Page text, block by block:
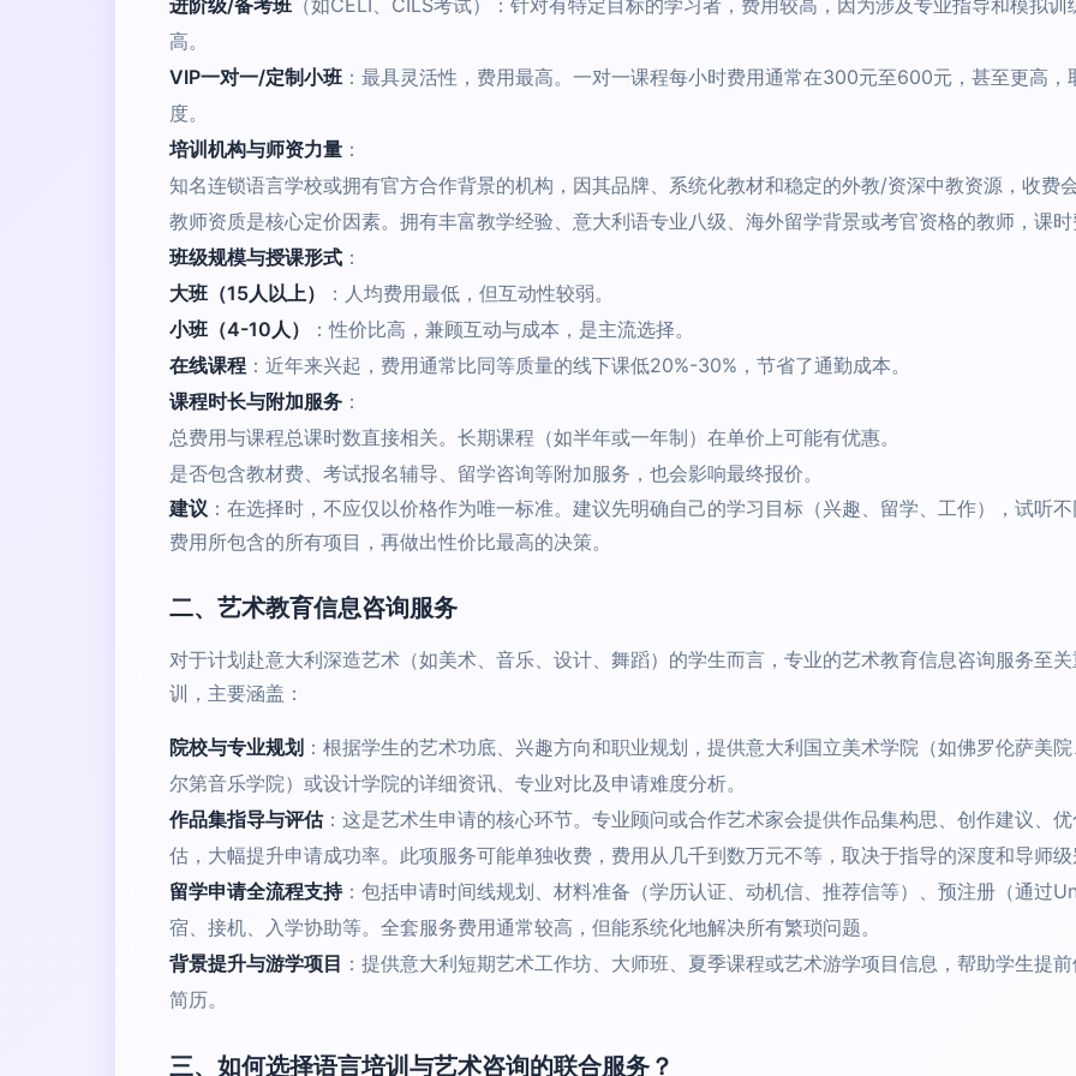
进阶级/备考班（如CELI、CILS考试）：针对有特定目标的学习者，费用较高，因为涉及专业指导和模拟
高。
VIP一对一/定制小班：最具灵活性，费用最高。一对一课程每小时费用通常在300元至600元，甚至更高
度。
培训机构与师资力量 ：
知名连锁语言学校或拥有官方合作背景的机构，因其品牌、系统化教材和稳定的外教/资深中教资源，收费
教师资质是核心定价因素。拥有丰富教学经验、意大利语专业八级、海外留学背景或考官资格的教师，课
班级规模与授课形式 ：
大班（15人以上）
：人均费用最低，但互动性较弱。
小班（4-10人）
：性价比高，兼顾互动与成本，是主流选择。
在线课程 ：近年来兴起，费用通常比同等质量的线下课低20%-30%，节省了通勤成本。
课程时长与附加服务 ：
总费用与课程总课时数直接相关。长期课程（如半年或一年制）在单价上可能有优惠。
是否包含教材费、考试报名辅导、留学咨询等附加服务，也会影响最终报价。
建议 ：在选择时，不应仅以价格作为唯一标准。建议先明确自己的学习目标（兴趣、留学、工作），试听
费用所包含的所有项目，再做出性价比最高的决策。
二、艺术教育信息咨询服务
对于计划赴意大利深造艺术（如美术、音乐、设计、舞蹈）的学生而言，专业的艺术教育信息咨询服务至
训，主要涵盖：
院校与专业规划 ：根据学生的艺术功底、兴趣方向和职业规划，提供意大利国立美术学院（如佛罗伦萨美
尔第音乐学院）或设计学院的详细资讯、专业对比及申请难度分析。
作品集指导与评估：这是艺术生申请的核心环节。专业顾问或合作艺术家会提供作品集构思、创作建议、
估，大幅提升申请成功率。此项服务可能单独收费，费用从几千到数万元不等，取决于指导的深度和导师
留学申请全流程支持：包括申请时间线规划、材料准备（学历认证、动机信、推荐信等）、预注册（通过
宿、接机、入学协助等。全套服务费用通常较高，但能系统化地解决所有繁琐问题。
背景提升与游学项目 ：提供意大利短期艺术工作坊、大师班、夏季课程或艺术游学项目信息，帮助学生提
简历。
三、如何选择语言培训与艺术咨询的联合服务？